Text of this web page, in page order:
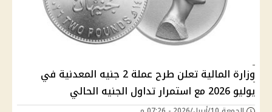
وزارة المالية تعلن طرح عملة 2 جنيه المعدنية في
يوليو 2026 مع استمرار تداول الجنيه الحالي